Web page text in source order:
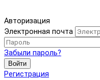
Авторизация
Электронная почта
Забыли пароль?
Войти
Регистрация